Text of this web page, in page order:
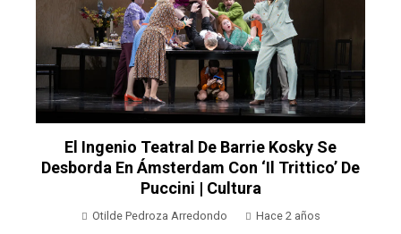
El Ingenio Teatral De Barrie Kosky Se
Desborda En Ámsterdam Con ‘Il Trittico’ De
Puccini | Cultura
Otilde Pedroza Arredondo Hace 2 años